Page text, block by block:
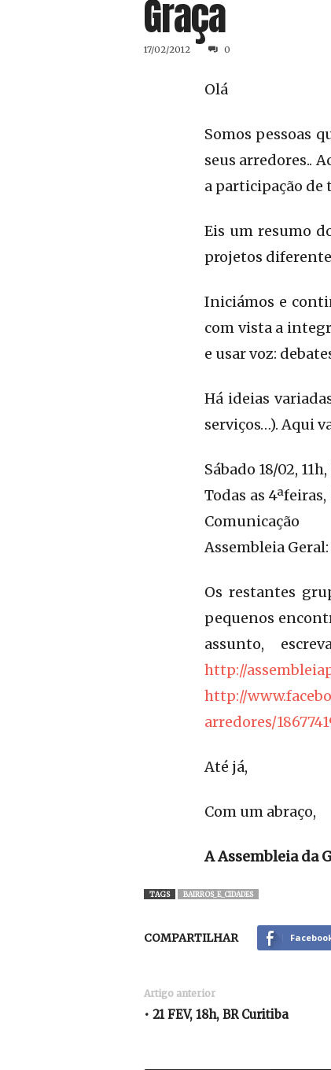
Graça
17/02/2012 0
Olá
Somos pessoas
seus arredores..
a participação de
Eis um resumo
projetos
Iniciámos e
com vista a
e usar voz:
Há ideias
serviços…). Aqui
Sábado 18/02,
Todas as
Comunicação
Assembleia
Os restantes
pequenos
assunto,
http://
http://
arredores/
Até já,
Com um abraço,
A Assembleia da
TAGS BAIRROS_E_CIDADES
COMPARTILHAR
Artigo anterior
• 21 FEV, 18h, BR Curitiba